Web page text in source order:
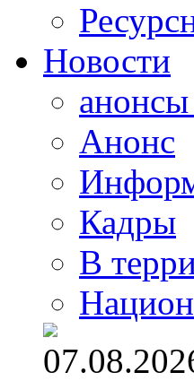
Новости
Анонс
Кадры
В